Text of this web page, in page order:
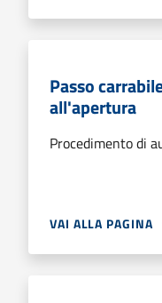
Passo
all'apertura
Procedimento di
VAI ALLA PAGINA